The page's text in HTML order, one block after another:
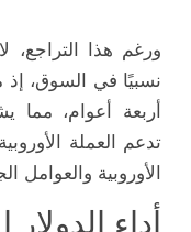
ورغم هذا التراجع،
نسبيًا في السوق، إذ
أربعة أعوام، مما
تدعم العملة
الأوروبية والعوامل
أداء